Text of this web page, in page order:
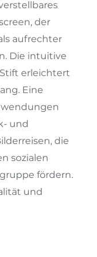
der
aufrechter
Die intuitive
erleichtert
Eine
und
die
sozialen
fördern.
und